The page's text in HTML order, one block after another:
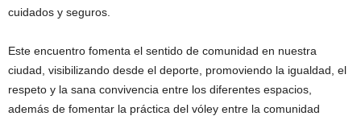
cuidados y seguros.
Este encuentro fomenta el sentido de comunidad en nuestra
ciudad, visibilizando desde el deporte, promoviendo la igualdad, el
respeto y la sana convivencia entre los diferentes espacios,
además de fomentar la práctica del vóley entre la comunidad